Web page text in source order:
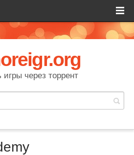
игры через торрент